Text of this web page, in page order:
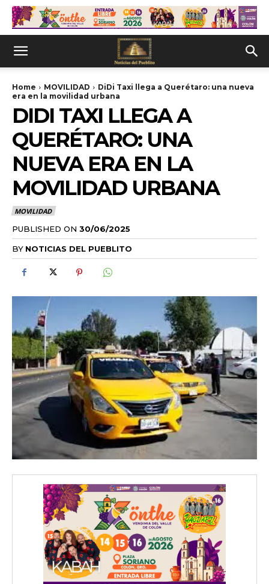
Home MOVILIDAD
DiDi Taxi llega a Querétaro: una nueva
era en la movilidad urbana
DIDI TAXI LLEGA A
QUERÉTARO: UNA
NUEVA ERA EN LA
MOVILIDAD URBANA
MOVILIDAD
PUBLISHED ON 30/06/2025
BY NOTICIAS DEL PUEBLITO